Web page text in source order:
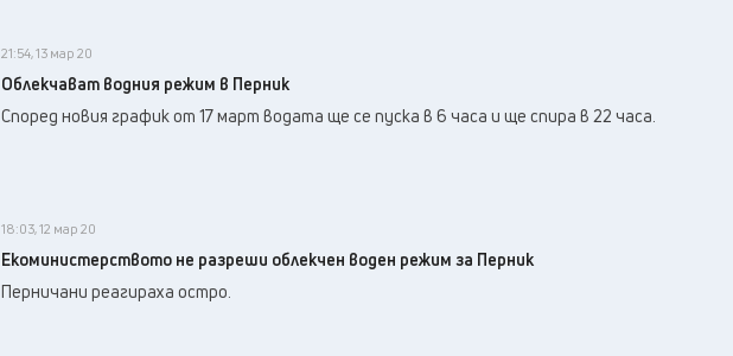
21:54, 13 мар 20
Облекчават водния режим в Перник
Според новия график от 17 март водата ще се пуска в 6 часа и ще спира в 22 часа.
18:03, 12 мар 20
Екоминистерството не разреши облекчен воден режим за Перник
Перничани реагираха остро.